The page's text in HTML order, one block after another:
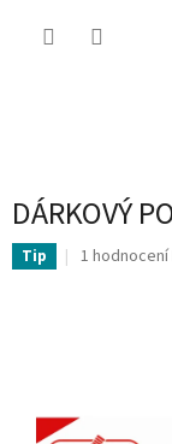
DÁRKOVÝ
Tip
Průměrné
hvězdiček.
1 hodnocení